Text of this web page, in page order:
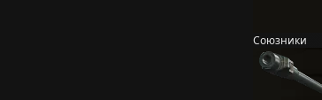
Союзники